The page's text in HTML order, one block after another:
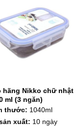
hãng Nikko chữ nhật
ml (3 ngăn)
thước: 1040ml
xuất: 10 ngày